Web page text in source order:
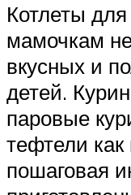
Котлеты
мамочкам
вкусных и
детей.
паровые
тефтели
пошаговая